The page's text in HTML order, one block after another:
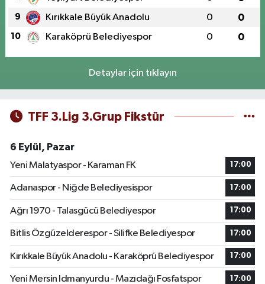
9 Kırıkkale Büyük Anadolu 0 0
10 Karaköprü Belediyespor 0 0
Detaylar için tıklayın
TFF 3.Lig 3.Grup Fikstür
6 Eylül, Pazar
Yeni Malatyaspor - Karaman FK
17:00
Adanaspor - Niğde Belediyesispor 17:00
Ağrı 1970 - Talasgücü Belediyespor 17:00
Bitlis Özgüzelderespor - Silifke Belediyespor 17:00
Kırıkkale Büyük Anadolu - Karaköprü Belediyespor 17:00
Yeni Mersin Idmanyurdu - Mazıdağı Fosfatspor 17:00